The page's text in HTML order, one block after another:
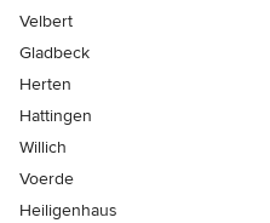
Velbert
Gladbeck
Herten
Hattingen
Willich
Voerde
Heiligenhaus